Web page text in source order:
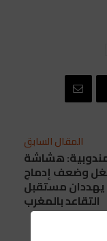
المقال السابق
هشاشة
وضعف إدماج
يهددان مستقبل
التقاعد بالمغرب